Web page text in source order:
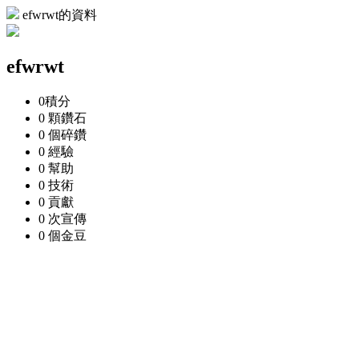
efwrwt的資料
efwrwt
0積分
0 顆鑽石
0 個碎鑽
0 經驗
0 幫助
0 技術
0 貢獻
0 次宣傳
0 個金豆